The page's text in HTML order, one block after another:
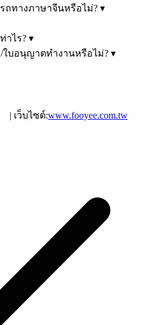
ถทางภาษาจีนหรือไม่? ▾
าไร? ▾
ใบอนุญาตทำงานหรือไม่? ▾
| เว็บไซต์:www.fooyee.com.tw